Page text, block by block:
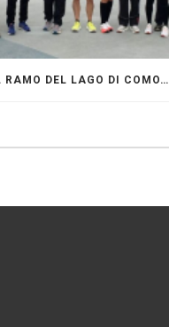
RAMO DEL LAGO DI COMO…